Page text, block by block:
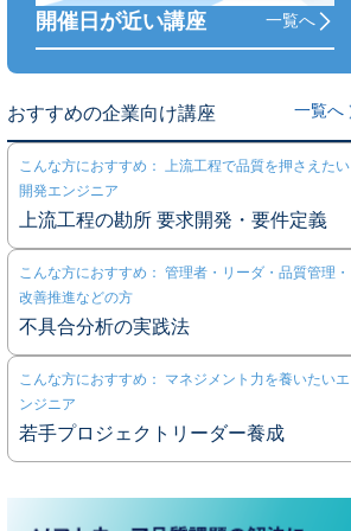
開催日が近い講座 一覧へ
おすすめの企業向け講座 一覧へ
こんな方におすすめ： 上流工程で品質を押さえたい
開発エンジニア
上流工程の勘所 要求開発・要件定義
こんな方におすすめ： 管理者・リーダ・品質管理・
改善推進などの方
不具合分析の実践法
こんな方におすすめ： マネジメント力を養いたいエ
ンジニア
若手プロジェクトリーダー養成